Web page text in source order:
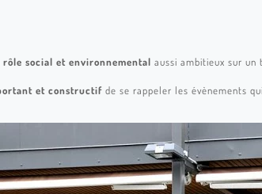
rôle social et environnemental aussi ambitieux sur
et constructifde se rappeler les évènements